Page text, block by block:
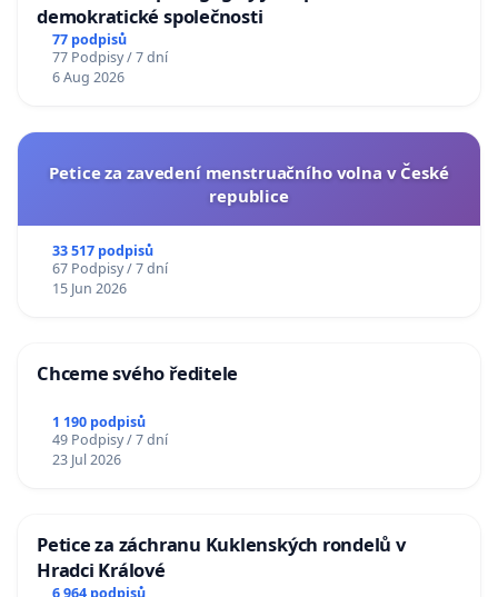
demokratické společnosti
77 podpisů
77 Podpisy / 7 dní
6 Aug 2026
Petice za zavedení menstruačního volna v České
republice
33 517 podpisů
67 Podpisy / 7 dní
15 Jun 2026
Chceme svého ředitele
1 190 podpisů
49 Podpisy / 7 dní
23 Jul 2026
Petice za záchranu Kuklenských rondelů v
Hradci Králové
6 964 podpisů